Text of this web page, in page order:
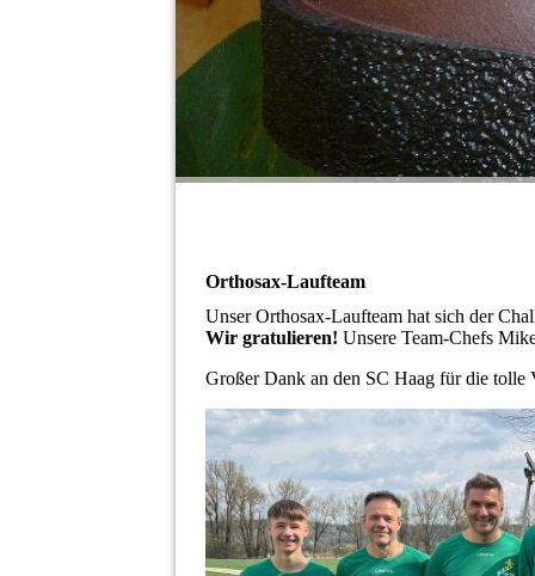
Orthosax-Laufteam
Unser Orthosax-Laufteam hat sich der
Wir gratulieren! Unsere Team-Chefs
Großer Dank an den SC Haag für die tolle